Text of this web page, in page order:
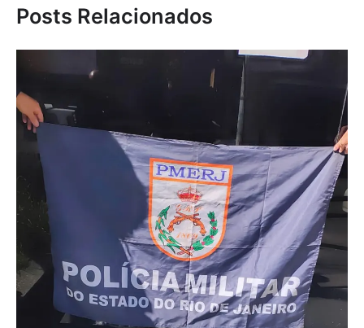
Posts Relacionados